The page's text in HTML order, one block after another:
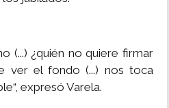
(...) ¿quién no quiere firmar
ver el fondo (...) nos toca
expresó Varela.